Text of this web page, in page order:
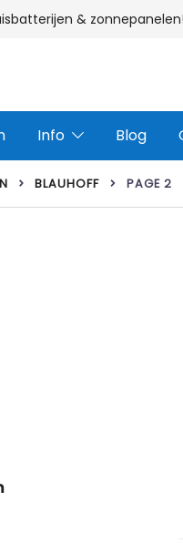
& zonnepanelen!
Info Blog
BLAUHOFF PAGE 2